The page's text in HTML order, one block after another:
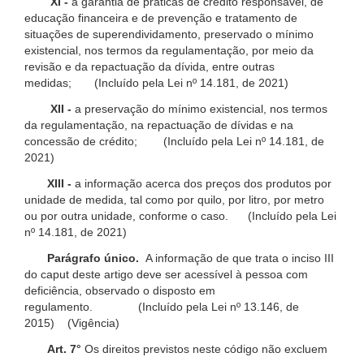
educação financeira e de prevenção e tratamento de
situações de superendividamento, preservado o mínimo
existencial, nos termos da regulamentação, por meio da
revisão e da repactuação da dívida, entre outras
medidas; (Incluído pela Lei nº 14.181, de 2021)
XII - a preservação do mínimo existencial, nos termos
da regulamentação, na repactuação de dívidas e na
concessão de crédito; (Incluído pela Lei nº 14.181, de
2021)
XIII - a informação acerca dos preços dos produtos por
unidade de medida, tal como por quilo, por litro, por metro
ou por outra unidade, conforme o caso. (Incluído pela Lei
nº 14.181, de 2021)
Parágrafo único. A informação de que trata o inciso III
do caput deste artigo deve ser acessível à pessoa com
deficiência, observado o disposto em
regulamento. (Incluído pela Lei nº 13.146, de
2015) (Vigência)
Art. 7° Os direitos previstos neste código não excluem